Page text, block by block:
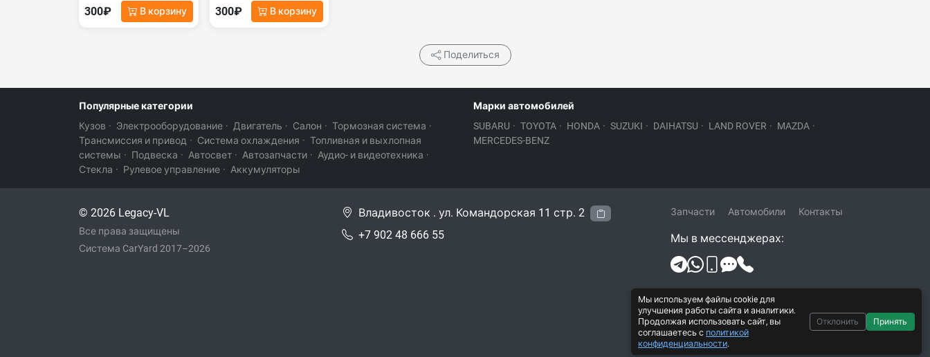
300₽ В корзину 300₽ В корзину
Поделиться
Популярные категории
Кузов · Электрооборудование · Двигатель · Салон · Тормозная система ·
Трансмиссия и привод · Система охлаждения · Топливная и выхлопная
системы · Подвеска · Автосвет · Автозапчасти · Аудио- и видеотехника ·
Стекла · Рулевое управление · Аккумуляторы
Марки автомобилей
SUBARU · TOYOTA · HONDA · SUZUKI · DAIHATSU · LAND ROVER · MAZDA ·
MERCEDES-BENZ
© 2026 Legacy-VL
Все права защищены
Система CarYard 2017–2026
Владивосток . ул. Командорская 11 стр. 2
+7 902 48 666 55
Запчасти Автомобили Контакты
Мы в мессенджерах:
Политика конфиденциальности и
обработки персональных данных
Согласие на обработку персональных
данных
Мы используем файлы cookie для
улучшения работы сайта и аналитики.
Продолжая использовать сайт, вы
соглашаетесь с политикой
конфиденциальности.
Отклонить Принять